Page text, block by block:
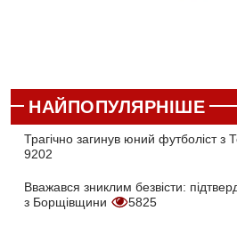
НАЙПОПУЛЯРНІШЕ
Трагічно загинув юний футболіст з
9202
Вважався зниклим безвісти:
з Борщівщини
5825